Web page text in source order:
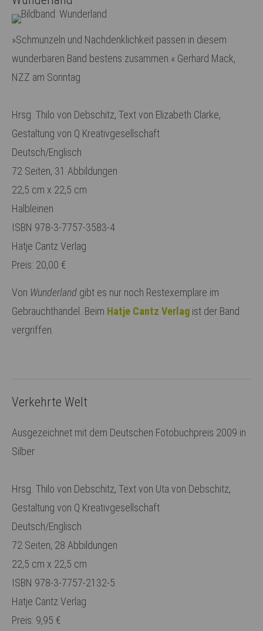
»Schmunzeln und Nachdenklichkeit passen in diesem
wunderbaren Band bestens zusammen.« Gerhard Mack,
NZZ am Sonntag
Hrsg. Thilo von Debschitz, Text von Elizabeth Clarke,
Gestaltung von Q Kreativgesellschaft
Deutsch/Englisch
72 Seiten, 31 Abbildungen
22,5 cm x 22,5 cm
Halbleinen
ISBN 978-3-7757-3583-4
Hatje Cantz Verlag
Preis: 20,00 €
Von Wunderland gibt es nur noch Restexemplare im
Gebrauchthandel. Beim Hatje Cantz Verlag ist der Band
vergriffen.
Verkehrte Welt
Ausgezeichnet mit dem Deutschen Fotobuchpreis 2009 in
Silber
Hrsg. Thilo von Debschitz, Text von Uta von Debschitz,
Gestaltung von Q Kreativgesellschaft
Deutsch/Englisch
72 Seiten, 28 Abbildungen
22,5 cm x 22,5 cm
ISBN 978-3-7757-2132-5
Hatje Cantz Verlag
Preis: 9,95 €